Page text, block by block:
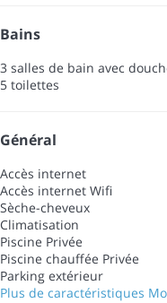
Bains
3 salles de bain avec
5 toilettes
Général
Accès internet
Accès internet Wifi
Sèche-cheveux
Climatisation
Piscine Privée
Piscine chauffée Privée
Parking extérieur
Plus de caractéristiques